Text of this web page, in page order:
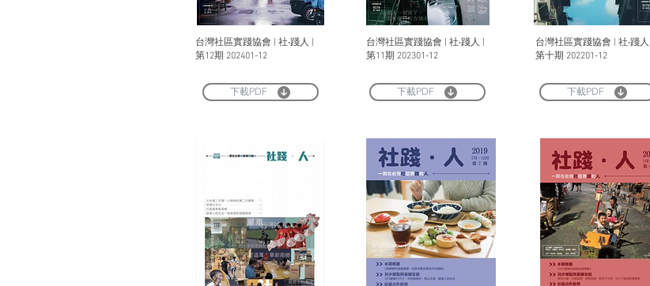
台灣社區實踐協會 | 社‧踐人 |
第12期 202401-12
下載PDF
台灣社區實踐協會 | 社‧踐人 |
第11期 202301-12
下載PDF
台灣社區實踐協會 | 社‧踐人 |
第十期 202201-12
下載PDF